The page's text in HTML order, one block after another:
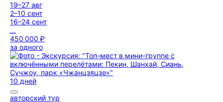
19–27 авг
2–10 сент
16–24 сент
...
450 000 ₽
за одного
10 дней
авторский тур